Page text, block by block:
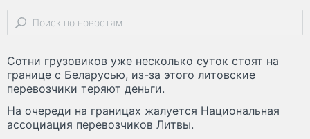
Сотни грузовиков уже несколько суток стоят на
границе с Беларусью, из-за этого литовские
перевозчики теряют деньги.
На очереди на границах жалуется Национальная
ассоциация перевозчиков Литвы.